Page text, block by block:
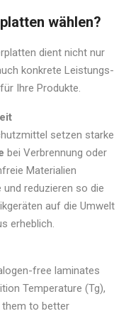
wählen?
dient nicht nur
konkrete Leistungs-
Ihre Produkte.
setzen starke
bei Verbrennung oder
Materialien
und reduzieren so die
auf die Umwelt
erheblich.
free laminates
Temperature (Tg),
them to better